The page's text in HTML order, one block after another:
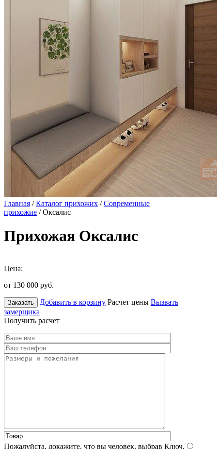
Главная /Каталог прихожих /Современные
прихожие / Оксалис
Прихожая Оксалис
Цена:
от 130 000 руб.
Заказать Добавить в корзину Расчет цены Вызвать
замерщика
Получить расчет
Пожалуйста, докажите, что вы человек, выбрав Ключ.